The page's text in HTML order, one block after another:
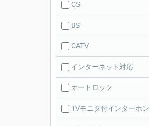
CS
BS
CATV
インターネット対応
オートロック
TVモニタ付インターホン